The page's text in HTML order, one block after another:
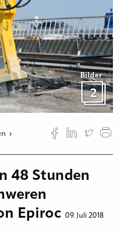
Bilder
2
48 Stunden
Epiroc 09. Juli 2018